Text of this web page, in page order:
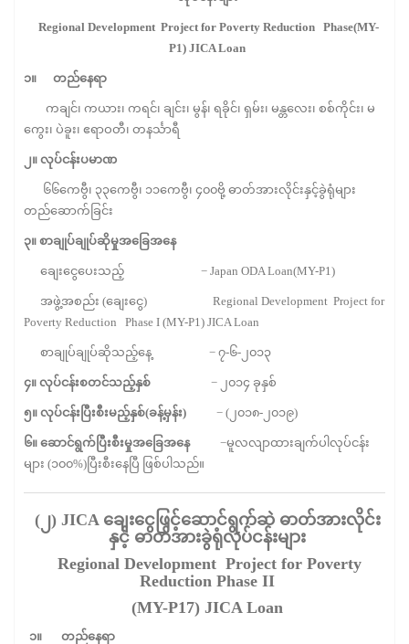
Regional Development Project for Poverty Reduction Phase(MY-
P1) JICA Loan
၁။ တည်နေရာ
ကချင်၊ ကယား၊ ကရင်၊ ချင်း၊ မွန်၊ ရခိုင်၊ ရှမ်း၊ မန္တလေး၊ စစ်ကိုင်း၊ မ
ကွေး၊ ပဲခူး၊ ဧရာဝတီ၊ တနင်္သာရီ
၂။ လုပ်ငန်းပမာဏ
၆၆ကေဗွီ၊ ၃၃ကေဗွီ၊ ၁၁ကေဗွီ၊ ၄၀၀ဗို့ ဓာတ်အားလိုင်းနှင့်ခွဲရုံများ
တည်ဆောက်ခြင်း
၃။ စာချုပ်ချုပ်ဆိုမှုအခြေအနေ
ချေးငွေပေးသည့် − Japan ODA Loan(MY-P1)
အဖွဲ့အစည်း (ချေးငွေ) Regional Development Project for
Poverty Reduction Phase I (MY-P1) JICA Loan
စာချုပ်ချုပ်ဆိုသည့်နေ့ − ၇-၆-၂၀၁၃
၄။ လုပ်ငန်းစတင်သည့်နှစ် − ၂၀၁၄ ခုနှစ်
၅။ လုပ်ငန်းပြီးစီးမည့်နှစ်(ခန့်မှန်း) − (၂၀၁၈-၂၀၁၉)
၆။ ဆောင်ရွက်ပြီးစီးမှုအခြေအနေ−မူလလျာထားချက်ပါလုပ်ငန်း
များ (၁၀၀%)ပြီးစီးနေပြီ ဖြစ်ပါသည်။
(၂) JICA ချေးငွေဖြင့်ဆောင်ရွက်ဆဲ ဓာတ်အားလိုင်း
နှင့် ဓာတ်အားခွဲရုံလုပ်ငန်းများ
Regional Development Project for Poverty
Reduction Phase II
(MY-P17) JICA Loan
၁။ တည်နေရာ